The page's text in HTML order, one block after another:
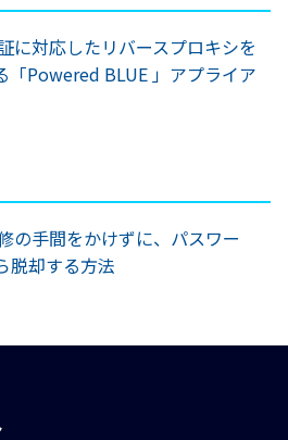
に対応したリバースプロキシを
「Powered BLUE 」アプライア
の手間をかけずに、パスワー
脱却する方法